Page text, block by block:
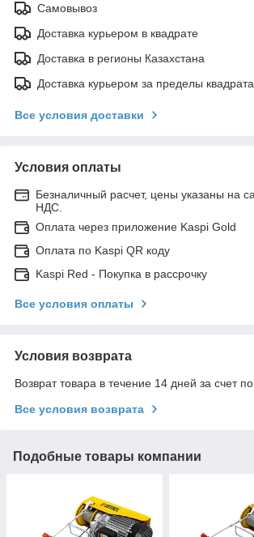
Самовывоз
Доставка курьером в квадрате
Доставка в регионы Казахстана
Доставка курьером за пределы квадрата
Все условия доставки
Условия оплаты
Безналичный расчет, цены указаны на
НДС.
Оплата через приложение Kaspi Gold
Оплата по Kaspi QR коду
Kaspi Red - Покупка в рассрочку
Все условия оплаты
Условия возврата
Возврат товара в течение 14 дней за счет
Все условия возврата
Подобные товары компании